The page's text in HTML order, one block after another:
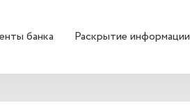
банка Раскрытие информации